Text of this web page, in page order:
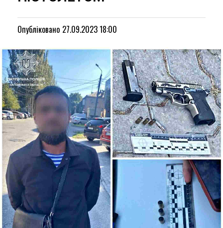
Опубліковано 27.09.2023 18:00